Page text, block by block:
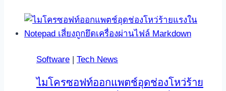
Software | Tech News
ไมโครซอฟท์ออกแพตช์อุดช่องโหว่ร้าย